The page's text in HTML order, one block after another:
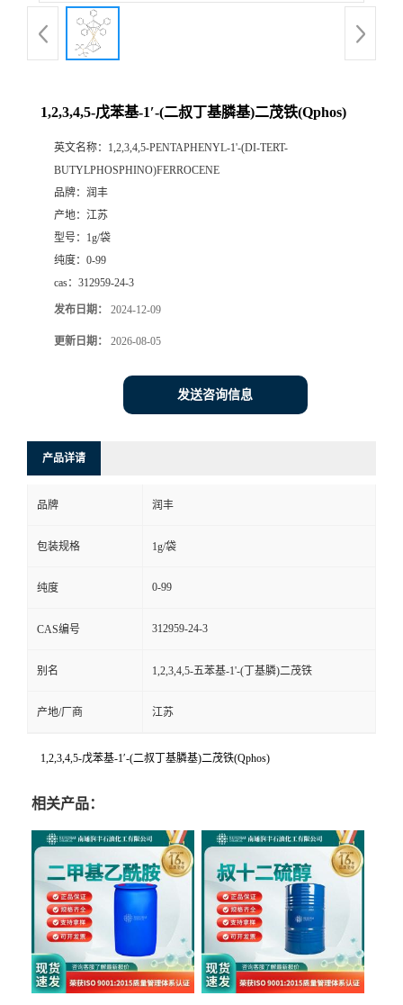
1,2,3,4,5-戊苯基-1′-(二叔丁基膦基)二茂铁(Qphos)
英文名称： 1,2,3,4,5-PENTAPHENYL-1'-(DI-TERT-
BUTYLPHOSPHINO)FERROCENE
品牌： 润丰
产地： 江苏
型号： 1g/袋
纯度： 0-99
cas： 312959-24-3
发布日期： 2024-12-09
更新日期： 2026-08-05
发送咨询信息
产品详请
品牌 润丰
包装规格 1g/袋
纯度 0-99
CAS编号 312959-24-3
别名 1,2,3,4,5-五苯基-1'-(丁基膦)二茂铁
产地/厂商 江苏
1,2,3,4,5-戊苯基-1′-(二叔丁基膦基)二茂铁(Qphos)
相关产品：